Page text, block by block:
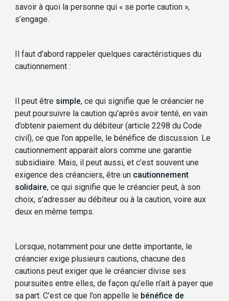
savoir à quoi la personne qui « se porte caution »,
s’engage.
Il faut d’abord rappeler quelques caractéristiques du
cautionnement :
Il peut être simple, ce qui signifie que le créancier ne
peut poursuivre la caution qu’après avoir tenté, en vain
d’obtenir paiement du débiteur (article 2298 du Code
civil), ce que l’on appelle, le bénéfice de discussion. Le
cautionnement apparait alors comme une garantie
subsidiaire. Mais, il peut aussi, et c’est souvent une
exigence des créanciers, être un cautionnement
solidaire, ce qui signifie que le créancier peut, à son
choix, s’adresser au débiteur ou à la caution, voire aux
deux en même temps.
Lorsque, notamment pour une dette importante, le
créancier exige plusieurs cautions, chacune des
cautions peut exiger que le créancier divise ses
poursuites entre elles, de façon qu’elle n’ait à payer que
sa part. C’est ce que l’on appelle le bénéfice de